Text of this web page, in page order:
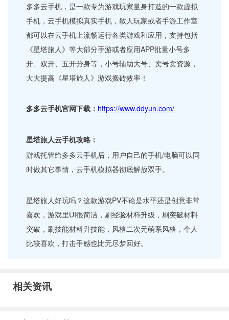
多多云手机，是一款专为游戏玩家量身打造的一款虚拟
手机，云手机模拟真实手机，散人玩家或者手游工作室
都可以在云手机上流畅运行各类游戏和应用，支持包括
《星塔旅人》等大部分手游或者应用APP批量小号多
开、双开、五开分身等，小号辅助大号、卖号卖资源，
大大提高《星塔旅人》游戏搬砖效率！
多多云手机官网下载： https://www.ddyun.com/
星塔旅人云手机攻略：
游戏托管给多多云手机后，用户自己的手机/电脑可以同
时做其它事情，云手机模拟器彻底解放双手。
星塔旅人好玩吗？这款游戏PV不论是水平还是创意非常
喜欢，游戏里UI很简洁，刷经验材料升级，刷突破材料
突破，刷技能材料升技能，风格二次元萌系风格，个人
比较喜欢，打击手感也比无尽梦回好。
相关资讯